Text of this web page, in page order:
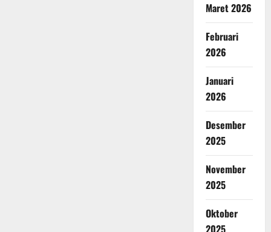
Maret 2026
Februari
2026
Januari
2026
Desember
2025
November
2025
Oktober